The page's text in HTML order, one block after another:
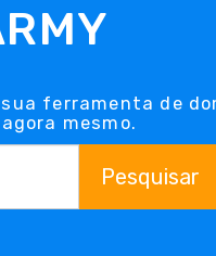
ferramenta de
mesmo.
Pesquisar